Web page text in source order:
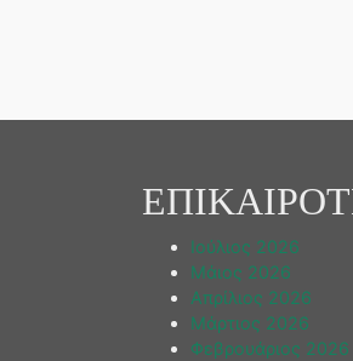
Ιούλιος 2026
Μάιος 2026
Απρίλιος 2026
Μάρτιος 2026
Φεβρουάριος 2026